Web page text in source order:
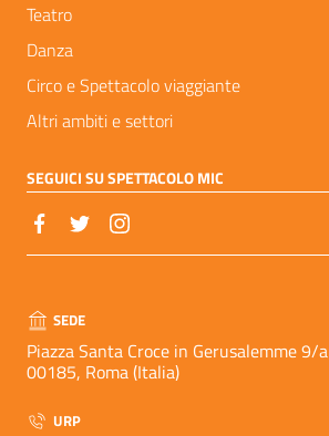
Teatro
Danza
Circo e Spettacolo viaggiante
Altri ambiti e settori
SEGUICI SU SPETTACOLO MIC
SEDE
Piazza Santa Croce in Gerusalemme 9/a
00185, Roma (Italia)
URP